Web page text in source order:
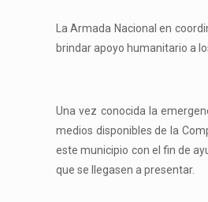
La Armada Nacional en
brindar apoyo humanitario a
Una vez conocida la
medios disponibles de la
este municipio con el fin de
que se llegasen a presentar.